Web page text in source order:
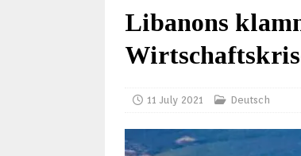
Libanons
11 July 2021 Deutsch